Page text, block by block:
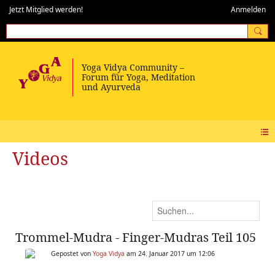
Jetzt Mitglied werden! Anmelden
Videos
Trommel-Mudra - Finger-Mudras Teil 105
Gepostet von Yoga Vidya am 24. Januar 2017 um 12:06